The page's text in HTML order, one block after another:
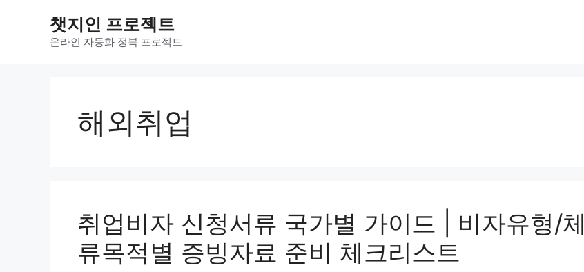
챗지인 프로젝트
온라인 자동화 정복 프로젝트
해외취업
취업비자 신청서류 국가별 가이드 | 비자유형/체
류목적별 증빙자료 준비 체크리스트